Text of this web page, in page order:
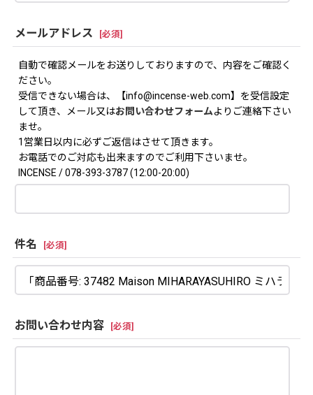
メールアドレス [必須]
自動で確認メールをお送りしておりますので、内容をご確認く
ださい。
受信できない場合は、【info@incense-web.com】を受信設定
して頂き、メール又はお問い合わせフォームよりご連絡下さい
ませ。
1営業日以内に必ずご返信はさせて頂きます。
お電話でのご対応も出来ますのでご利用下さいませ。
INCENSE / 078-393-3787 (12:00-20:00)
件名 [必須]
お問い合わせ内容 [必須]